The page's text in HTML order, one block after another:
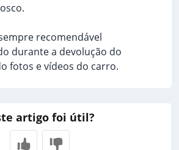
recomendável
durante a devolução do
fotos e vídeos do carro.
artigo foi útil?